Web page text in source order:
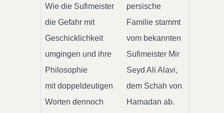
Wie die Sufimeister
die Gefahr mit
Geschicklichkeit
umgingen und ihre
Philosophie
mit doppeldeutigen
Worten dennoch
persische
Familie stammt
vom bekannten
Sufimeister Mir
Seyd Ali Alavi,
dem Schah von
Hamadan ab.